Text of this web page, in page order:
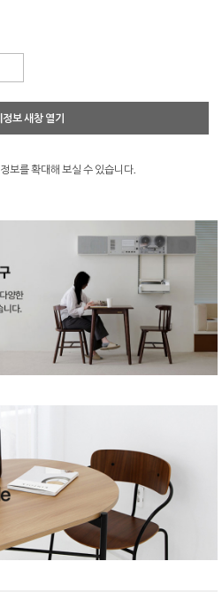
보 새창 열기
보를 확대해 보실 수 있습니다.